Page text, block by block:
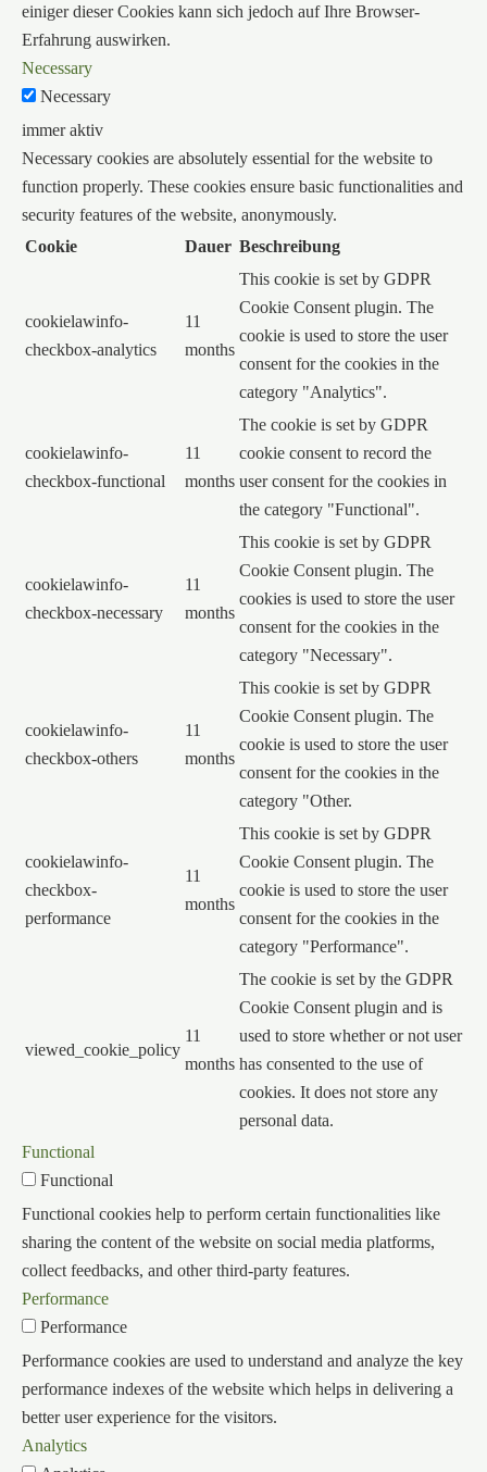
einiger dieser Cookies kann sich jedoch auf Ihre Browser-
Erfahrung auswirken.
Necessary
Necessary
immer aktiv
Necessary cookies are absolutely essential for the website to
function properly. These cookies ensure basic functionalities and
security features of the website, anonymously.
Cookie
Dauer Beschreibung
cookielawinfo-
checkbox-analytics
11
months
This cookie is set by GDPR
Cookie Consent plugin. The
cookie is used to store the user
consent for the cookies in the
category "Analytics".
cookielawinfo-
checkbox-functional
11
months
The cookie is set by GDPR
cookie consent to record the
user consent for the cookies in
the category "Functional".
cookielawinfo-
checkbox-necessary
11
months
This cookie is set by GDPR
Cookie Consent plugin. The
cookies is used to store the user
consent for the cookies in the
category "Necessary".
cookielawinfo-
checkbox-others
11
months
This cookie is set by GDPR
Cookie Consent plugin. The
cookie is used to store the user
consent for the cookies in the
category "Other.
cookielawinfo-
checkbox-
performance
11
months
This cookie is set by GDPR
Cookie Consent plugin. The
cookie is used to store the user
consent for the cookies in the
category "Performance".
viewed_cookie_policy
11
months
The cookie is set by the GDPR
Cookie Consent plugin and is
used to store whether or not user
has consented to the use of
cookies. It does not store any
personal data.
Functional
Functional
Functional cookies help to perform certain functionalities like
sharing the content of the website on social media platforms,
collect feedbacks, and other third-party features.
Performance
Performance
Performance cookies are used to understand and analyze the key
performance indexes of the website which helps in delivering a
better user experience for the visitors.
Analytics